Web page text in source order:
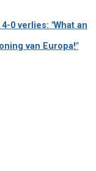
0 verlies: "What an
van Europa!"